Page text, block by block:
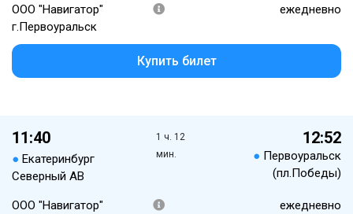
ООО "Навигатор"
г.Первоуральск
ежедневно
Купить билет
11:40
● Екатеринбург
Северный АВ
1 ч. 12
мин.
12:52
● Первоуральск
(пл.Победы)
ООО "Навигатор"
ежедневно